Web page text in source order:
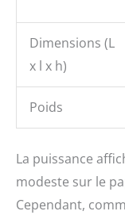
Dimensions (L
x l x h)
Poids
La puissance
modeste sur le
Cependant,